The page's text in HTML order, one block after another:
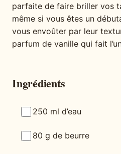
parfaite de faire briller vos
même si vous êtes un
vous envoûter par leur
parfum de vanille qui fait
Ingrédients
250 ml d’eau
80 g de beurre